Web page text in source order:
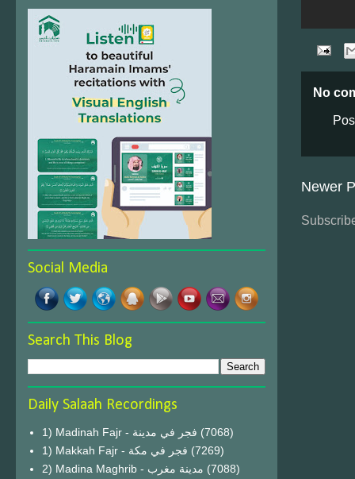
No
Newer
Social Media
Search This Blog
Daily Salaah Recordings
1) Madinah Fajr - فجر في مدينة (7068)
1) Makkah Fajr - فجر في مكة (7269)
2) Madina Maghrib - مدينة مغرب (7088)